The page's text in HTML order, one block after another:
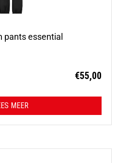
pants essential
€55,00
MEER